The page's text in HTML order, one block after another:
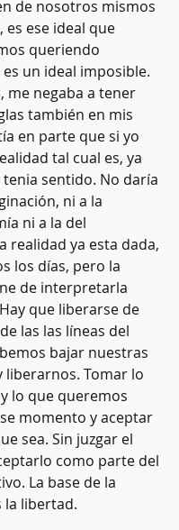
de nosotros mismos
es ese ideal que
queriendo
un ideal imposible.
me negaba a tener
también en mis
en parte que si yo
tal cual es, ya
sentido. No daría
ni a la
ni a la del
realidad ya esta dada,
los días, pero la
de interpretarla
que liberarse de
las las líneas del
bajar nuestras
liberarnos. Tomar lo
lo que queremos
momento y aceptar
sea. Sin juzgar el
como parte del
La base de la
la libertad.